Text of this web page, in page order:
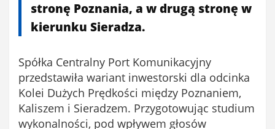
stronę Poznania, a w drugą stronę w
kierunku Sieradza.
Spółka Centralny Port Komunikacyjny
przedstawiła wariant inwestorski dla odcinka
Kolei Dużych Prędkości między Poznaniem,
Kaliszem i Sieradzem. Przygotowując studium
wykonalności, pod wpływem głosów